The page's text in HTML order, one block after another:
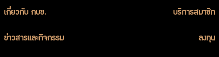
เกี่ยวกับ กบข. บริการสมาชิก
ข่าวสารและกิจกรรม ลงทุน